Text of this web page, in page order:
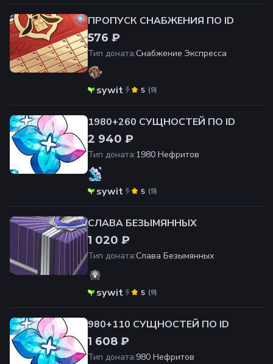
ПРОПУСК СНАБЖЕНИЯ ПО ID
576 ₽
Тип доната:Снабжение Экспресса
sywit (9)
5
1980+260 СУЩНОСТЕЙ ПО ID
2 940 ₽
Тип доната:1980 Нефритов
sywit (9)
5
СЛАВА БЕЗЫМЯННЫХ
1 020 ₽
Тип доната:Слава Безымянных
sywit (9)
5
980+110 СУЩНОСТЕЙ ПО ID
1 608 ₽
Тип доната:980 Нефритов